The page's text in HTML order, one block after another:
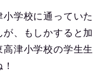
学校に通っていた
、もしかすると加
津小学校の学生生